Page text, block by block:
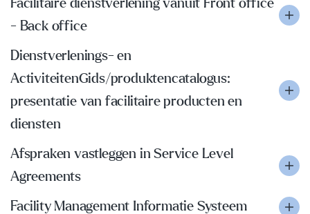
Facilitaire dienstverlening vanuit Front office
- Back office
Dienstverlenings- en
ActiviteitenGids/produktencatalogus:
presentatie van facilitaire producten en
diensten
Afspraken vastleggen in Service Level
Agreements
Facility Management Informatie Systeem